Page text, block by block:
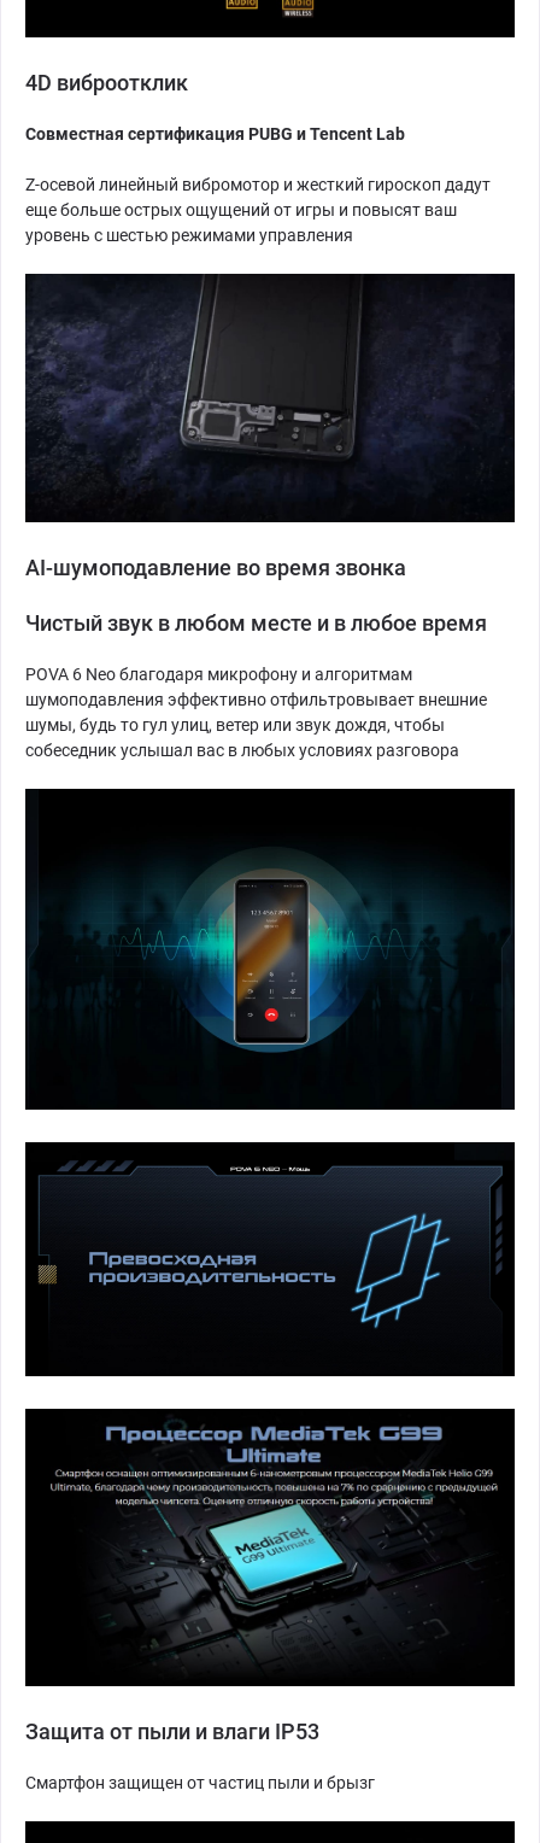
4D виброотклик
Совместная сертификация PUBG и Tencent Lab
Z-осевой линейный вибромотор и жесткий гироскоп дадут
еще больше острых ощущений от игры и повысят ваш
уровень с шестью режимами управления
AI-шумоподавление во время звонка
Чистый звук в любом месте и в любое время
POVA 6 Neo благодаря микрофону и алгоритмам
шумоподавления эффективно отфильтровывает внешние
шумы, будь то гул улиц, ветер или звук дождя, чтобы
собеседник услышал вас в любых условиях разговора
Защита от пыли и влаги IP53
Смартфон защищен от частиц пыли и брызг